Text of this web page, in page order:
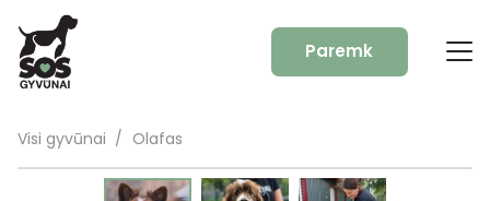
Paremk
Visi gyvūnai / Olafas